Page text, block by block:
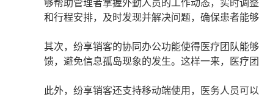
够帮助管理者掌握外勤人员的工作动态，实时调
和行程安排，及时发现并解决问题，确保患者能
其次，纷享销客的协同办公功能使得医疗团队能
馈，避免信息孤岛现象的发生。这样一来，医疗
此外，纷享销客还支持移动端使用，医务人员可